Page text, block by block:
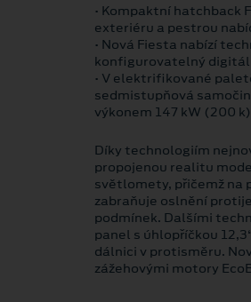
• Kompaktní hatchback
exteriéru a pestrou
• Nová Fiesta nabízí
konfigurovatelný
• V elektrifikované
sedmistupňová
výkonem 147 kW (200 k)
Díky technologiím
propojenou realitu
světlomety, přičemž na
zabraňuje oslnění
podmínek. Dalšími
panel s úhlopříčkou
dálnici v protisměru.
zážehovými motory